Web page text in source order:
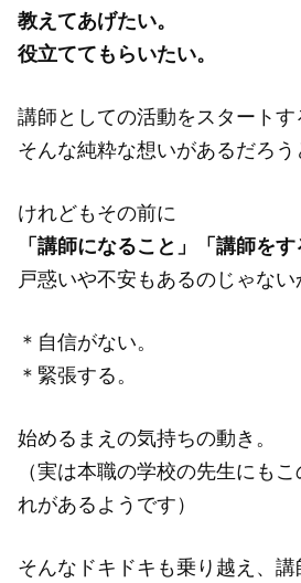
教えてあげたい。
役立ててもらいたい。
講師としての活動をスタートす
そんな純粋な想いがあるだろう
けれどもその前に
「講師になること」「講師をす
戸惑いや不安もあるのじゃない
＊自信がない。
＊緊張する。
始めるまえの気持ちの動き。
（実は本職の学校の先生にも
れがあるようです）
そんなドキドキも乗り越え、講